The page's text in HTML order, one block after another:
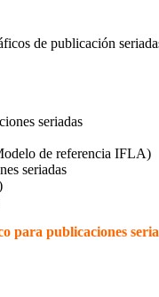
de publicación
seriadas
de referencia IFLA)
seriadas
para publicaciones